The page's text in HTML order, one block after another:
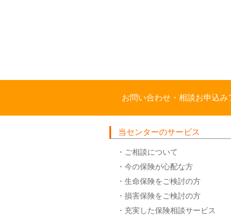
お問い合わせ・相談お申込み
当センターのサービス
・ご相談について
・今の保険が心配な方
・生命保険をご検討の方
・損害保険をご検討の方
・充実した保険相談サービス